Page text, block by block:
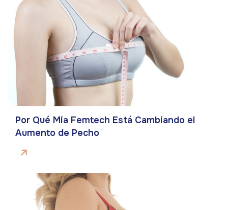
Por Qué Mia Femtech Está Cambiando el
Aumento de Pecho